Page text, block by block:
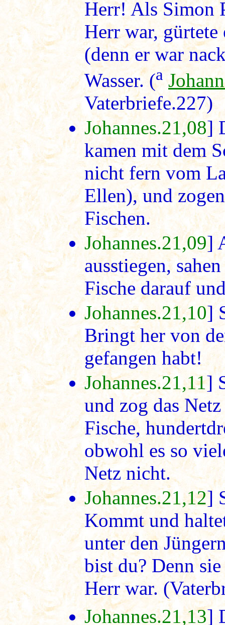
Herr! Als Simon
Herr war, gürtete
(denn er war
Wasser. (a
Vaterbriefe.227)
Johannes.21,08]
kamen mit dem
nicht fern vom
Ellen), und
Fischen.
Johannes.21,09]
ausstiegen,
Fische darauf
Johannes.21,10]
Bringt her von
gefangen habt!
Johannes.21,11]
und zog das
Fische,
obwohl es so
Netz nicht.
Johannes.21,12]
Kommt und
unter den
bist du? Denn
Herr war.
Johannes.21,13]